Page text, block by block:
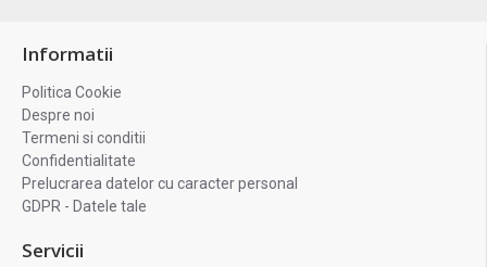
Informatii
Politica Cookie
Despre noi
Termeni si conditii
Confidentialitate
Prelucrarea datelor cu caracter personal
GDPR - Datele tale
Servicii